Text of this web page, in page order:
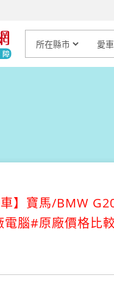
車】寶馬/BMW
腦#原廠價格比